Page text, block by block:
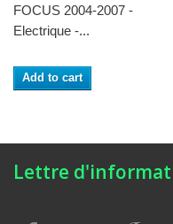
FOCUS 2004-2007 -
Electrique -...
Add to cart
Lettre